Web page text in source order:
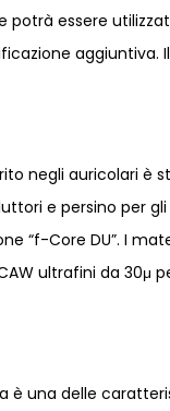
potrà essere
aggiuntiva.
negli auricolari è
e persino per
“f-Core DU”. I
ultrafini da 30μ
è una delle